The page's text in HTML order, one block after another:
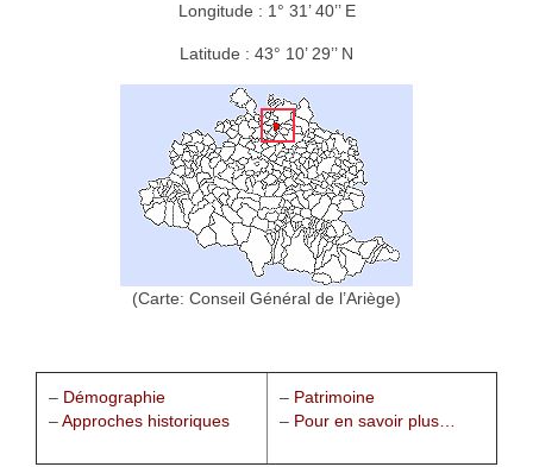
Dates ariégeoises
1002 à 1298
1302 à 1499
1505 à 1589
1595 à 1693
1901 à 1948
Longitude : 1° 31’ 40’’ E
Latitude : 43° 10’ 29’’ N
(Carte: Conseil Général de l’Ariège)
– Démographie
–Approches historiques
– Patrimoine
– Pour en savoir plus…